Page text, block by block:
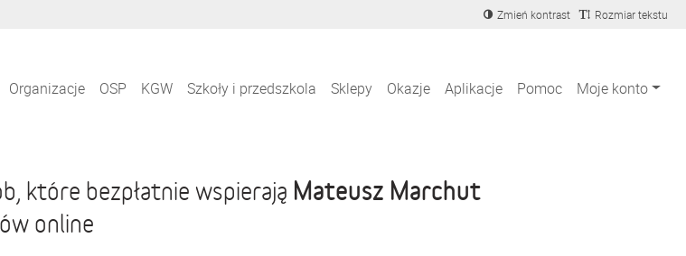
Zmień kontrast Rozmiar tekstu
Organizacje OSP KGW Szkoły i przedszkola Sklepy Okazje Aplikacje Pomoc Moje konto
które bezpłatnie wspierają Mateusz Marchut
online